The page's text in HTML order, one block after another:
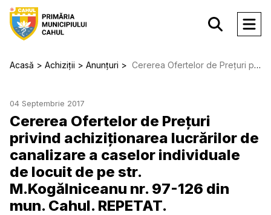
Acasă Achiziții Anunțuri Cererea Ofertelor de Prețuri privind achiziționarea lucrărilor de canalizare a caselor individuale de locuit de pe str. M.Kogălniceanu nr. 97-126 din mun. Cahul. REPETAT.
04 Septembrie 2017
Cererea Ofertelor de Prețuri
privind achiziționarea lucrărilor de
canalizare a caselor individuale
de locuit de pe str.
M.Kogălniceanu nr. 97-126 din
mun. Cahul. REPETAT.